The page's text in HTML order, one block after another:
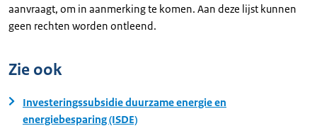
aanvraagt, om in aanmerking te komen. Aan deze lijst kunnen
geen rechten worden ontleend.
Zie ook
Investeringssubsidie duurzame energie en
energiebesparing (ISDE)